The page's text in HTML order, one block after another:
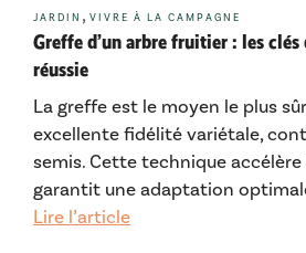
Greffe d’un arbre fruitier : les clés
réussie
La greffe est le moyen le plus
excellente fidélité variétale,
semis. Cette technique
garantit une adaptation
Lire l’article
Catégories
JARDIN , VIVRE À LA CAMPAGNE